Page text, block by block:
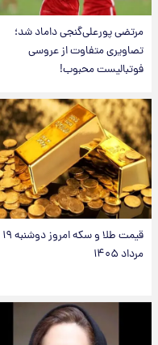
مرتضی پورعلی‌گنجی داماد شد؛
تصاویری متفاوت از عروسی
فوتبالیست محبوب!
قیمت طلا و سکه امروز دوشنبه ۱۹
مرداد ۱۴۰۵